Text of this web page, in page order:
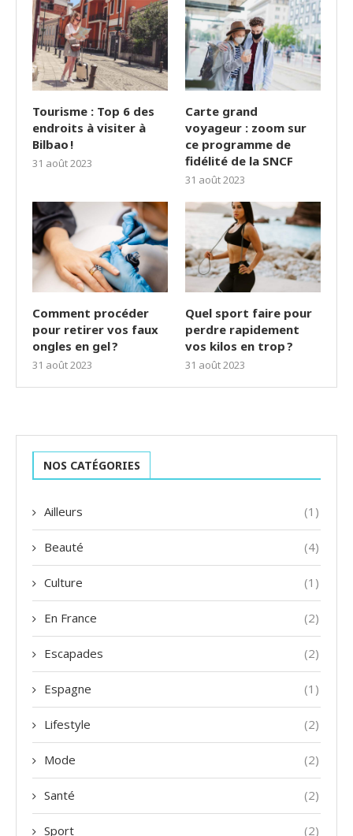
Tourisme : Top 6 des
endroits à visiter à
Bilbao !
31 août 2023
Carte grand
voyageur : zoom sur
ce programme de
fidélité de la SNCF
31 août 2023
Comment procéder
pour retirer vos faux
ongles en gel ?
31 août 2023
Quel sport faire pour
perdre rapidement
vos kilos en trop ?
31 août 2023
NOS CATÉGORIES
Ailleurs (1)
Beauté (4)
Culture (1)
En France (2)
Escapades (2)
Espagne (1)
Lifestyle (2)
Mode (2)
Santé (2)
Sport (2)